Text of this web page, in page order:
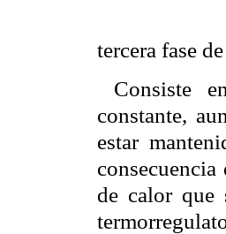
tercera fase
Consiste
constante,
estar
de calor que